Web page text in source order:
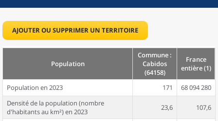
AJOUTER OU SUPPRIMER UN TERRITOIRE
Population
Commune :
Cabidos
(64158)
France
entière (1)
Population en 2023 171
68 094 280
Densité de la population (nombre
d'habitants au km²) en 2023
23,6 107,6